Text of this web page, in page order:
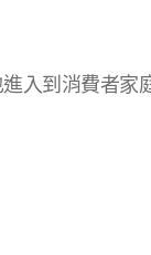
入到消費者家